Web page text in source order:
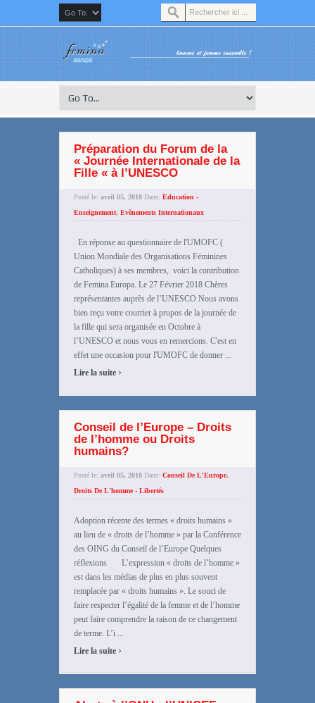
Préparation du Forum de la
« Journée Internationale de la
Fille « à l’UNESCO
Posté le: avril 05, 2018 Dans: Education -
Enseignement, Evènements Internationaux
En réponse au questionnaire de l'UMOFC (
Union Mondiale des Organisations Féminines
Catholiques) à ses membres, voici la contribution
de Femina Europa. Le 27 Février 2018 Chères
représentantes auprès de l’UNESCO Nous avons
bien reçu votre courrier à propos de la journée de
la fille qui sera organisée en Octobre à
l’UNESCO et nous vous en remercions. C'est en
effet une occasion pour l'UMOFC de donner ...
Lire la suite ›
Conseil de l’Europe – Droits
de l’homme ou Droits
humains?
Posté le: avril 05, 2018 Dans: Conseil De L'Europe,
Droits De L'homme - Libertés
Adoption récente des termes « droits humains »
au lieu de « droits de l’homme » par la Conférence
des OING du Conseil de l’Europe Quelques
réflexions L’expression « droits de l’homme »
est dans les médias de plus en plus souvent
remplacée par « droits humains ». Le souci de
faire respecter l’égalité de la femme et de l’homme
peut faire comprendre la raison de ce changement
de terme. L’i ...
Lire la suite ›